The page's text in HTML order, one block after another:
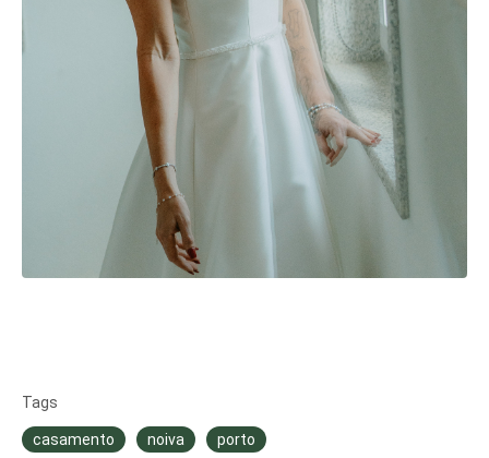
Tags
casamento noiva porto